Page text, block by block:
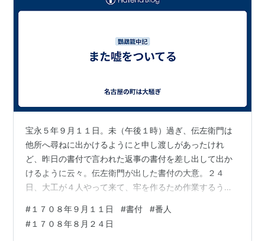
宝永５年９月１１日。未（午後１時）過ぎ、伝左衛門は
他所へ尋ねに出かけるようにと申し渡しがあったけれ
ど、昨日の書付で言われた返事の書付を差し出して出か
けるように云々。伝左衛門が出した書付の大意。２４
日、大工が４人やって来て、牢を作るため作業するうち
葉をかけたが、その後夜明け頃まで覗いたり、言葉をか
けることはなかった。伝左衛門はじめ家の者まで全くお
# １７０８年９月１１日 #書付 #番人
# １７０８年８月２４日